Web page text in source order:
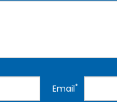
Email*